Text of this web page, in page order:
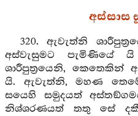
අස්සාස
320. ඇවැත්නි
අස්වැසුමට පැමිණියේ
ශාරීපුත්‍රයෙනි, කෙතෙකින්
යි. ඇවැත්නි, මහණ
සයෙහි සමුදයත්
නිශ්ශරණයත් තතු සේ